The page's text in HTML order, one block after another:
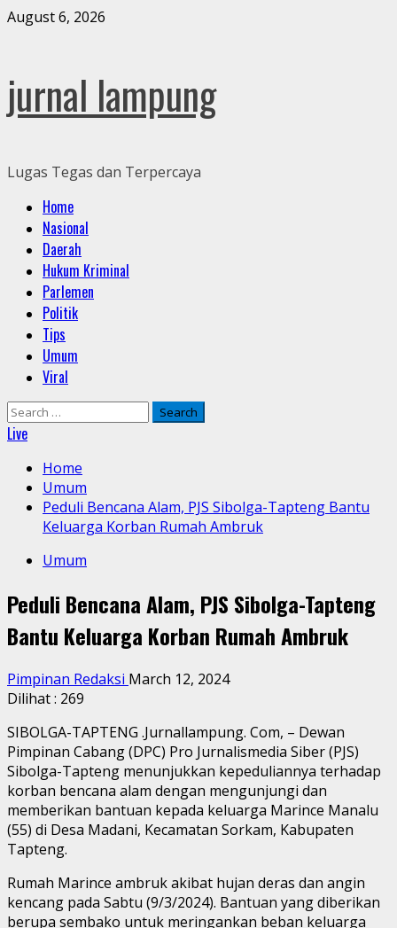
Skip
August 6, 2026
jurnal lampung
Lugas Tegas dan Terpercaya
Primary
Menu
Home
Nasional
Daerah
Hukum Kriminal
Parlemen
Politik
Tips
Umum
Viral
Search
for:
Live
Home
Umum
Peduli Bencana Alam, PJS Sibolga-Tapteng Bantu
Keluarga Korban Rumah Ambruk
Umum
Peduli Bencana Alam, PJS Sibolga-Tapteng
Bantu Keluarga Korban Rumah Ambruk
Pimpinan Redaksi March 12, 2024
Dilihat : 269
SIBOLGA-TAPTENG .Jurnallampung. Com, – Dewan
Pimpinan Cabang (DPC) Pro Jurnalismedia Siber (PJS)
Sibolga-Tapteng menunjukkan kepeduliannya terhadap
korban bencana alam dengan mengunjungi dan
memberikan bantuan kepada keluarga Marince Manalu
(55) di Desa Madani, Kecamatan Sorkam, Kabupaten
Tapteng.
Rumah Marince ambruk akibat hujan deras dan angin
kencang pada Sabtu (9/3/2024). Bantuan yang diberikan
berupa sembako untuk meringankan beban keluarga